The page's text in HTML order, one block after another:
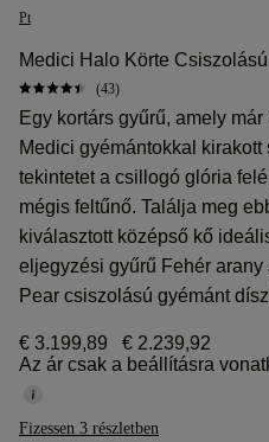
Pt
Medici Halo Körte
(43)
Egy kortárs gyűrű, amely
Medici gyémántokkal
tekintetet a csillogó glória
mégis feltűnő. Találja meg
kiválasztott középső kő
eljegyzési gyűrű Fehér
Pear csiszolású gyémánt
€ 3.199,89
€ 2.239,92
Az ár csak a beállításra
Fizessen 3 részletben